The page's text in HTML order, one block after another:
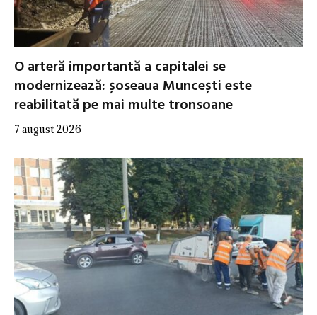
O arteră importantă a capitalei se
modernizează: șoseaua Muncești este
reabilitată pe mai multe tronsoane
7 august 2026